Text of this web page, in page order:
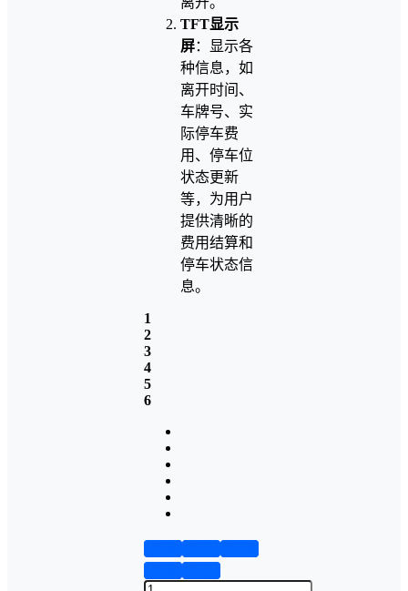
TFT显示
屏：显示各
种信息，如
离开时间、
车牌号、实
际停车费
用、停车位
状态更新
等，为用户
提供清晰的
费用结算和
停车状态信
息。
1
2
3
4
5
6